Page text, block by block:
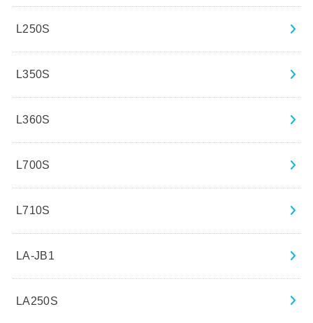
L250S
L350S
L360S
L700S
L710S
LA-JB1
LA250S